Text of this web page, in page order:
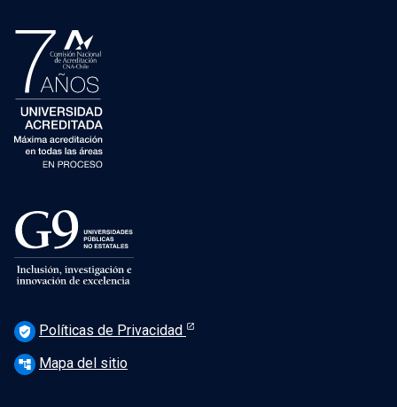
verified_user Políticas de Privacidad
account_tree Mapa del sitio